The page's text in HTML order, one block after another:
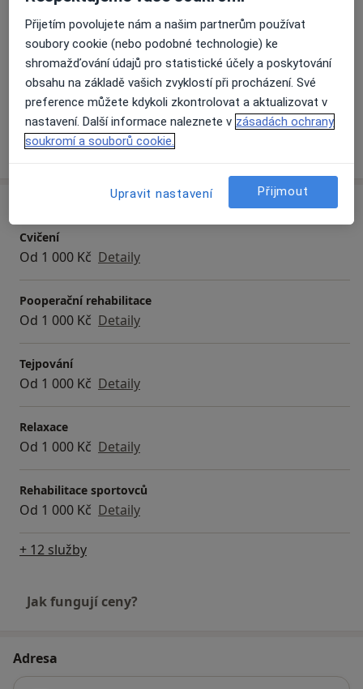
inkontinenci, mají obtíže pohybového aparátu v
těhotenství, po porodu nebo se snaží otěhotnět.
Využívám metody Ludmily Mojžíšové, dynamické
neuromuskulární stabilizace a dalších technik
zaměřených na pánevní dno. Pomoci vám mohu také s
pooperačními a poúrazovými stavy, kompenzací
sportovní nebo pracovní zátěže.
Hlavní léčená onemocnění
Asymetrie těla
Bolesti achilovy šlachy
Poruchy svalového napětí
Vadné držení těla
Zranění pohybového ústrojí
+20
Více
Služby a ceník služeb
Cvičení
Od 1 000 Kč Detaily
Pooperační rehabilitace
Od 1 000 Kč Detaily
Tejpování
Od 1 000 Kč Detaily
Relaxace
Od 1 000 Kč Detaily
Rehabilitace sportovců
Od 1 000 Kč Detaily
+ 12 služby
Jak fungují ceny?
Adresa
Přijetím povolujete nám a našim partnerům používat
soubory cookie (nebo podobné technologie) ke
shromažďování údajů pro statistické účely a poskytování
obsahu na základě vašich zvyklostí při procházení. Své
preference můžete kdykoli zkontrolovat a aktualizovat v
nastavení. Další informace naleznete v zásadách ochrany
soukromí a souborů cookie.
Upravit nastavení Přijmout